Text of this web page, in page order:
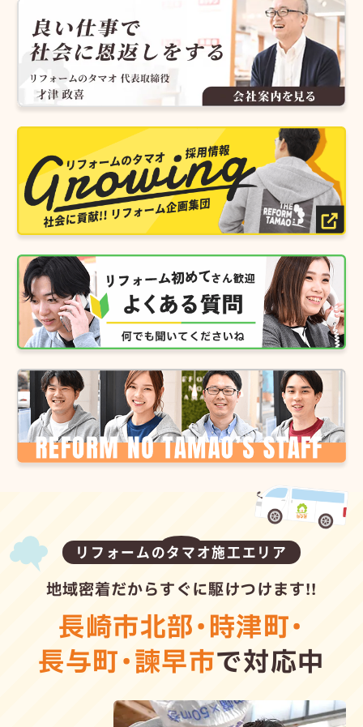
リフォームのタマオ施工エリア
地域密着だからすぐに駆けつけます!!
長崎市北部・時津町・
長与町・諫早市で対応中